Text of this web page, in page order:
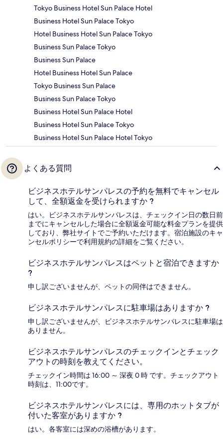
Tokyo Business Hotel Sun Palace Hotel
Business Hotel Sun Palace Tokyo
Hotel Business Hotel Sun Palace Tokyo
Business Sun Palace Tokyo
Business Sun Palace
Hotel Business Hotel Sun Palace
Tokyo Business Sun Palace
Business Sun Palace Tokyo
Business Hotel Sun Palace Hotel
Business Hotel Sun Palace Tokyo
Business Hotel Sun Palace Hotel Tokyo
よくある質問
ビジネスホテルサンパレスの予約を無料でキャンセル
して、全額返金を受けられますか ?
はい。ビジネスホテルサンパレスは、チェックイン日の数日前
までにキャンセルした場合に全額返金可能な料金プランを提供
しており、弊社サイトでご予約いただけます。宿泊施設のキャ
ンセルポリシーで利用規約の詳細をご覧ください。
ビジネスホテルサンパレスはペットと宿泊できますか
?
申し訳ございませんが、ペットの同伴はできません。
ビジネスホテルサンパレスに駐車場はありますか ?
申し訳ございませんが、ビジネスホテルサンパレスに駐車場は
ありません。
ビジネスホテルサンパレスのチェックインとチェック
アウトの時刻を教えてください。
チェックイン時間は 16:00 ～ 深夜 0 時 です。チェックアウト
時刻は、11:00です。
ビジネスホテルサンパレスには、専用のホットタブが
付いた客室がありますか ?
はい。各客室には深めの浴槽があります。